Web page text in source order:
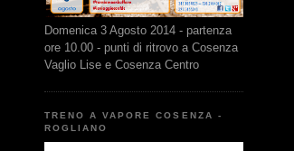
Domenica 3 Agosto 2014 - partenza
ore 10.00 - punti di ritrovo a Cosenza
Vaglio Lise e Cosenza Centro
TRENO A VAPORE COSENZA -
ROGLIANO